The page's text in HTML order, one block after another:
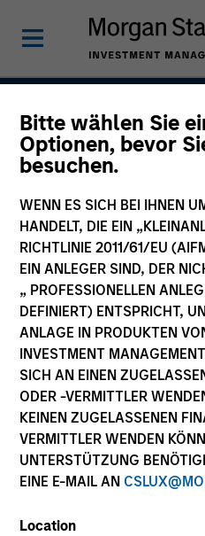
Bitte wählen Sie
Optionen, bevor
besuchen.
WENN ES SICH BEI IHNEN
HANDELT, DIE EIN
RICHTLINIE 2011/61/EU
EIN ANLEGER SIND, DER
„ PROFESSIONELLEN
DEFINIERT) ENTSPRICHT,
ANLAGE IN PRODUKTEN
INVESTMENT
SICH AN EINEN
ODER -VERMITTLER
KEINEN ZUGELASSENEN
VERMITTLER WENDEN
UNTERSTÜTZUNG
EINE E-MAIL AN
Location
Permanence
Team Inception
March 2020
Asset Class
US Equity
Quick Facts